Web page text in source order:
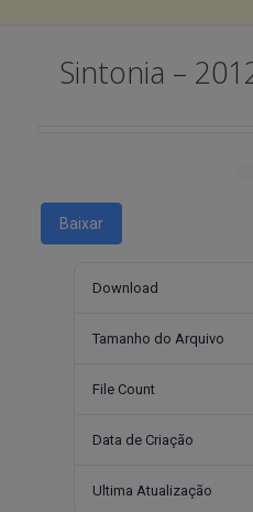
Sintonia –
Baixar
Download
Tamanho do Arquivo
File Count
Data de Criação
Ultima Atualização